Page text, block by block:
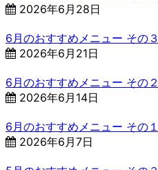
2026年6月28日
6月のおすすめメニュー その３
2026年6月21日
6月のおすすめメニュー その２
2026年6月14日
6月のおすすめメニュー その１
2026年6月7日